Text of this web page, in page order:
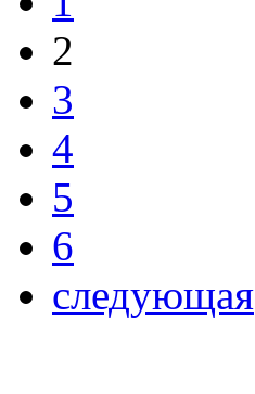
2
3
4
5
6
следующая